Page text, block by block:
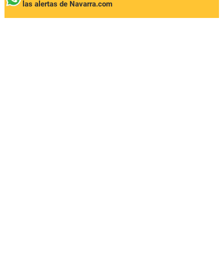
las alertas de Navarra.com